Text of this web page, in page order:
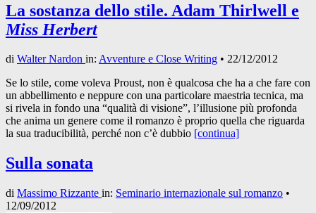
La sostanza dello stile. Adam Thirlwell e
Miss Herbert
di Walter Nardon in: Avventure e Close Writing • 22/12/2012
Se lo stile, come voleva Proust, non è qualcosa che ha a che fare con
un abbellimento e neppure con una particolare maestria tecnica, ma
si rivela in fondo una “qualità di visione”, l’illusione più profonda
che anima un genere come il romanzo è proprio quella che riguarda
la sua traducibilità, perché non c’è dubbio [continua]
Sulla sonata
di Massimo Rizzante in: Seminario internazionale sul romanzo •
12/09/2012